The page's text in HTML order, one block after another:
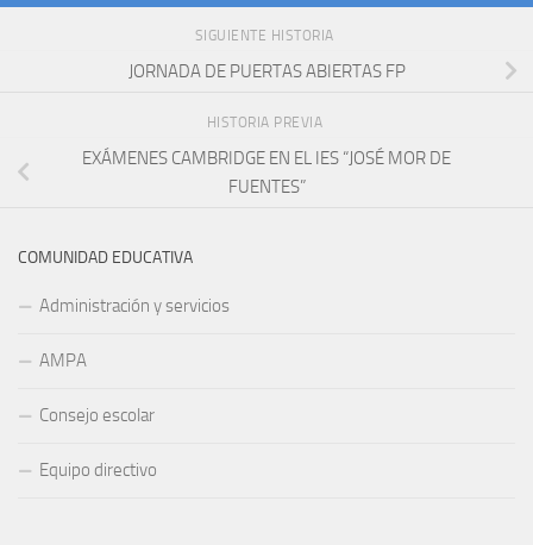
SIGUIENTE HISTORIA
JORNADA DE PUERTAS ABIERTAS FP
HISTORIA PREVIA
EXÁMENES CAMBRIDGE EN EL IES “JOSÉ MOR DE
FUENTES”
COMUNIDAD EDUCATIVA
Administración y servicios
AMPA
Consejo escolar
Equipo directivo